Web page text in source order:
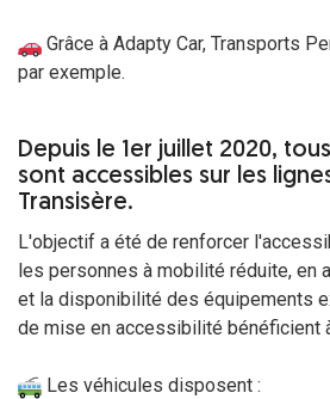
Grâce à Adapty Car, Transports
par exemple.
Depuis le 1er juillet 2020,
sont accessibles sur les
Transisère.
L'objectif a été de renforcer
les personnes à mobilité réduite, en
et la disponibilité des équipements
de mise en accessibilité bénéficient
Les véhicules disposent :